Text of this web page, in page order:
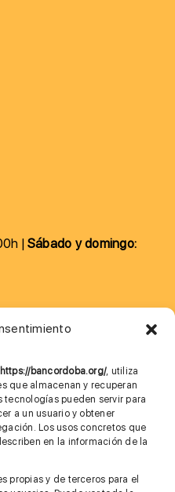
https://bancordoba.org/, utiliza
que almacenan y recuperan
pueden servir para
a un usuario y obtener
Los usos concretos que
en la información de la
propias y de terceros para el
|Sábado y domingo: